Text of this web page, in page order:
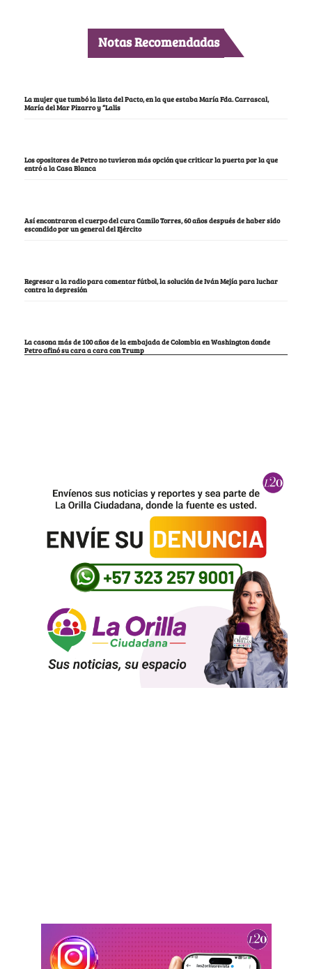
Notas Recomendadas
La mujer que tumbó la lista del Pacto, en la que estaba María Fda. Carrascal,
María del Mar Pizarro y “Lalis
Los opositores de Petro no tuvieron más opción que criticar la puerta por la que
entró a la Casa Blanca
Así encontraron el cuerpo del cura Camilo Torres, 60 años después de haber sido
escondido por un general del Ejército
Regresar a la radio para comentar fútbol, la solución de Iván Mejía para luchar
contra la depresión
La casona más de 100 años de la embajada de Colombia en Washington donde
Petro afinó su cara a cara con Trump